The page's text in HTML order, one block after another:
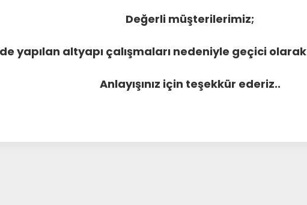
Değerli müşterilerimiz;
yapılan altyapı çalışmaları nedeniyle geçici
Anlayışınız için teşekkür ederiz..